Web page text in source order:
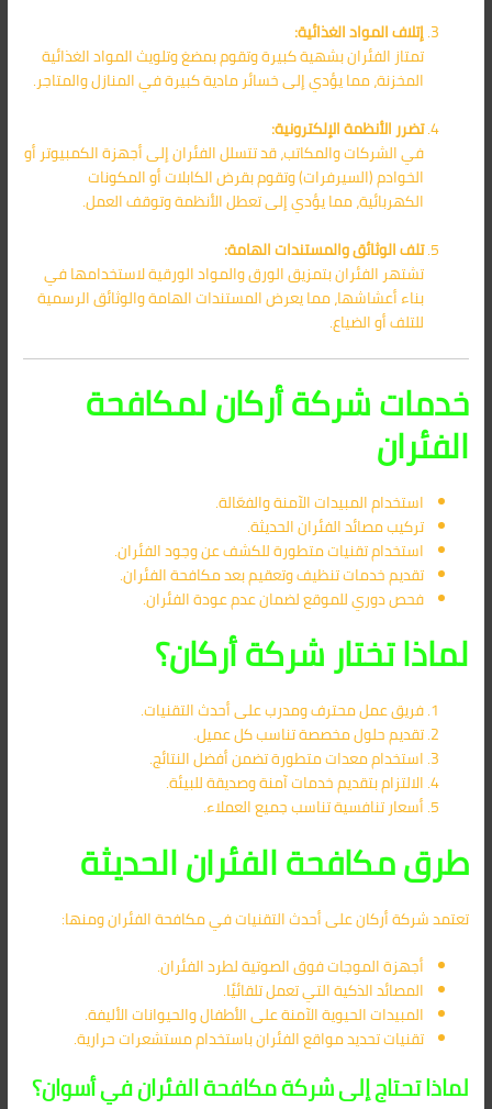
إتلاف المواد الغذائية:
تمتاز الفئران بشهية كبيرة وتقوم بمضغ وتلويث المواد الغذائية
المخزنة، مما يؤدي إلى خسائر مادية كبيرة في المنازل والمتاجر.
تضرر الأنظمة الإلكترونية:
في الشركات والمكاتب، قد تتسلل الفئران إلى أجهزة الكمبيوتر أو
الخوادم (السيرفرات) وتقوم بقرض الكابلات أو المكونات
الكهربائية، مما يؤدي إلى تعطل الأنظمة وتوقف العمل.
تلف الوثائق والمستندات الهامة:
تشتهر الفئران بتمزيق الورق والمواد الورقية لاستخدامها في
بناء أعشاشها، مما يعرض المستندات الهامة والوثائق الرسمية
للتلف أو الضياع.
خدمات شركة أركان لمكافحة
الفئران
استخدام المبيدات الآمنة والفعّالة.
تركيب مصائد الفئران الحديثة.
استخدام تقنيات متطورة للكشف عن وجود الفئران.
تقديم خدمات تنظيف وتعقيم بعد مكافحة الفئران.
فحص دوري للموقع لضمان عدم عودة الفئران.
لماذا تختار شركة أركان؟
فريق عمل محترف ومدرب على أحدث التقنيات.
تقديم حلول مخصصة تناسب كل عميل.
استخدام معدات متطورة تضمن أفضل النتائج.
الالتزام بتقديم خدمات آمنة وصديقة للبيئة.
أسعار تنافسية تناسب جميع العملاء.
طرق مكافحة الفئران الحديثة
تعتمد شركة أركان على أحدث التقنيات في مكافحة الفئران ومنها:
أجهزة الموجات فوق الصوتية لطرد الفئران.
المصائد الذكية التي تعمل تلقائيًا.
المبيدات الحيوية الآمنة على الأطفال والحيوانات الأليفة.
تقنيات تحديد مواقع الفئران باستخدام مستشعرات حرارية.
لماذا تحتاج إلى شركة مكافحة الفئران في أسوان؟